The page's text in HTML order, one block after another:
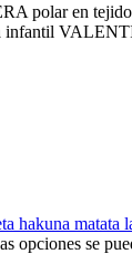
polar en
infantil
opciones se